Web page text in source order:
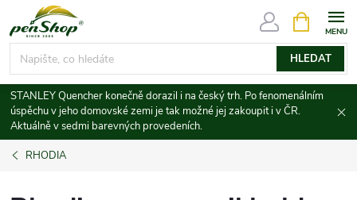
na
obsah
HLEDAT
NÁKUPNÍ
KOŠÍK
STANLEY Quencher konečně dorazil i na český trh. Po fenomenálním
úspěchu v jeho domovské zemi je tak možné jej zakoupit i v ČR.
Aktuálně v sedmi barevných provedeních.
RHODIA